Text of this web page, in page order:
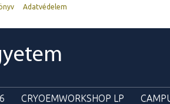
Adatvédelem
CRYOEMWORKSHOP LP